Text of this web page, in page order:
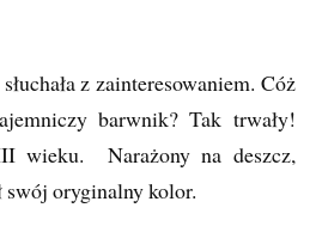
z zainteresowaniem. Cóż
barwnik? Tak trwały!
wieku. Narażony na deszcz,
swój oryginalny kolor.